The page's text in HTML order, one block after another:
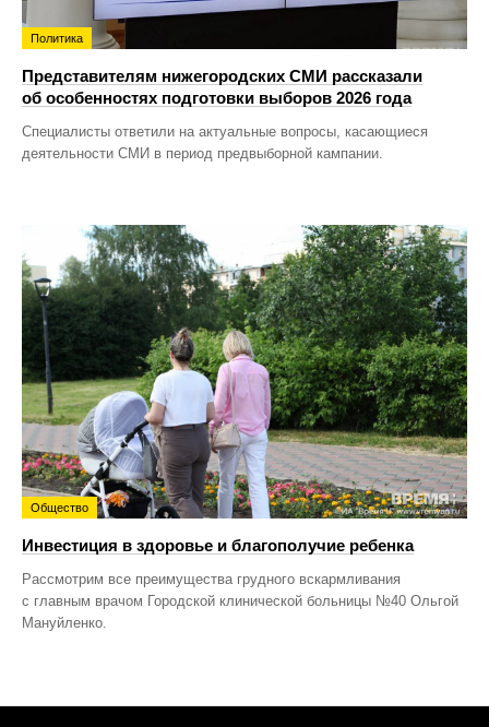
Политика
Представителям нижегородских СМИ рассказали
об особенностях подготовки выборов 2026 года
Специалисты ответили на актуальные вопросы, касающиеся
деятельности СМИ в период предвыборной кампании.
Общество
Инвестиция в здоровье и благополучие ребенка
Рассмотрим все преимущества грудного вскармливания
с главным врачом Городской клинической больницы №40 Ольгой
Мануйленко.